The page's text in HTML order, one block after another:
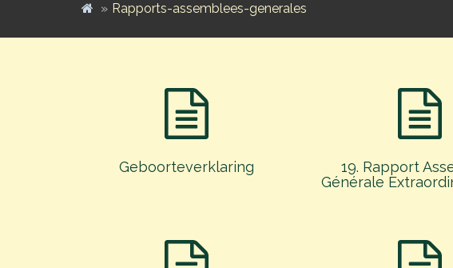
Rapports-assemblees-generales
Geboorteverklaring
19. Rapport
Générale